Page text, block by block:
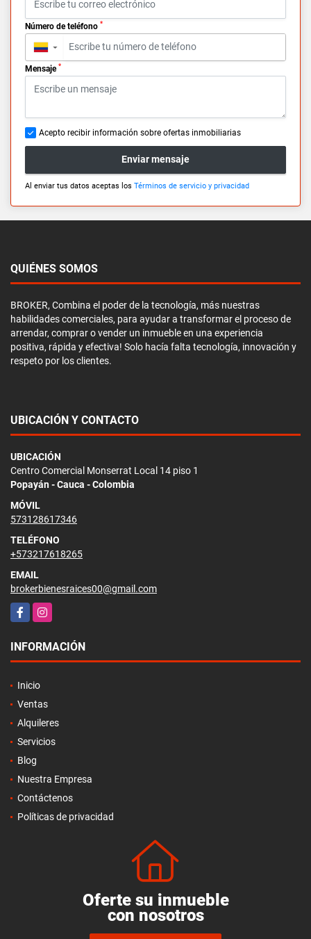
Número de teléfono *
▼
Mensaje *
Acepto recibir información sobre ofertas inmobiliarias
Enviar mensaje
Al enviar tus datos aceptas los Términos de servicio y privacidad
QUIÉNES SOMOS
BROKER, Combina el poder de la tecnología, más nuestras
habilidades comerciales, para ayudar a transformar el proceso de
arrendar, comprar o vender un inmueble en una experiencia
positiva, rápida y efectiva! Solo hacía falta tecnología, innovación y
respeto por los clientes.
UBICACIÓN Y CONTACTO
UBICACIÓN
Centro Comercial Monserrat Local 14 piso 1
Popayán - Cauca - Colombia
MÓVIL
573128617346
TELÉFONO
+573217618265
EMAIL
brokerbienesraices00@gmail.com
FacebookInstagram
INFORMACIÓN
Inicio
Ventas
Alquileres
Servicios
Blog
Nuestra Empresa
Contáctenos
Políticas de privacidad
Oferte su inmueble
con nosotros